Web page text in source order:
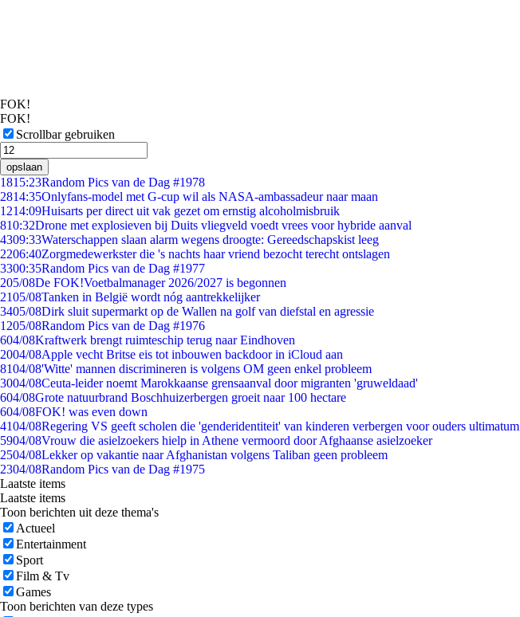
FOK!
FOK!
Scrollbar gebruiken
opslaan
1815:23Random Pics van de Dag #1978
2814:35Onlyfans-model met G-cup wil als NASA-ambassadeur naar maan
1214:09Huisarts per direct uit vak gezet om ernstig alcoholmisbruik
810:32Drone met explosieven bij Duits vliegveld voedt vrees voor hybride aanval
4309:33Waterschappen slaan alarm wegens droogte: Gereedschapskist leeg
2206:40Zorgmedewerkster die 's nachts haar vriend bezocht terecht ontslagen
3300:35Random Pics van de Dag #1977
205/08De FOK!Voetbalmanager 2026/2027 is begonnen
2105/08Tanken in België wordt nóg aantrekkelijker
3405/08Dirk sluit supermarkt op de Wallen na golf van diefstal en agressie
1205/08Random Pics van de Dag #1976
604/08Kraftwerk brengt ruimteschip terug naar Eindhoven
2004/08Apple vecht Britse eis tot inbouwen backdoor in iCloud aan
8104/08'Witte' mannen discrimineren is volgens OM geen enkel probleem
3004/08Ceuta-leider noemt Marokkaanse grensaanval door migranten 'gruweldaad'
604/08Grote natuurbrand Boschhuizerbergen groeit naar 100 hectare
604/08FOK! was even down
4104/08Regering VS geeft scholen die 'genderidentiteit' van kinderen verbergen voor ouders ultimatum
5904/08Vrouw die asielzoekers hielp in Athene vermoord door Afghaanse asielzoeker
2504/08Lekker op vakantie naar Afghanistan volgens Taliban geen probleem
2304/08Random Pics van de Dag #1975
Laatste items
Laatste items
Toon berichten uit deze thema's
Actueel
Entertainment
Sport
Film & Tv
Games
Toon berichten van deze types